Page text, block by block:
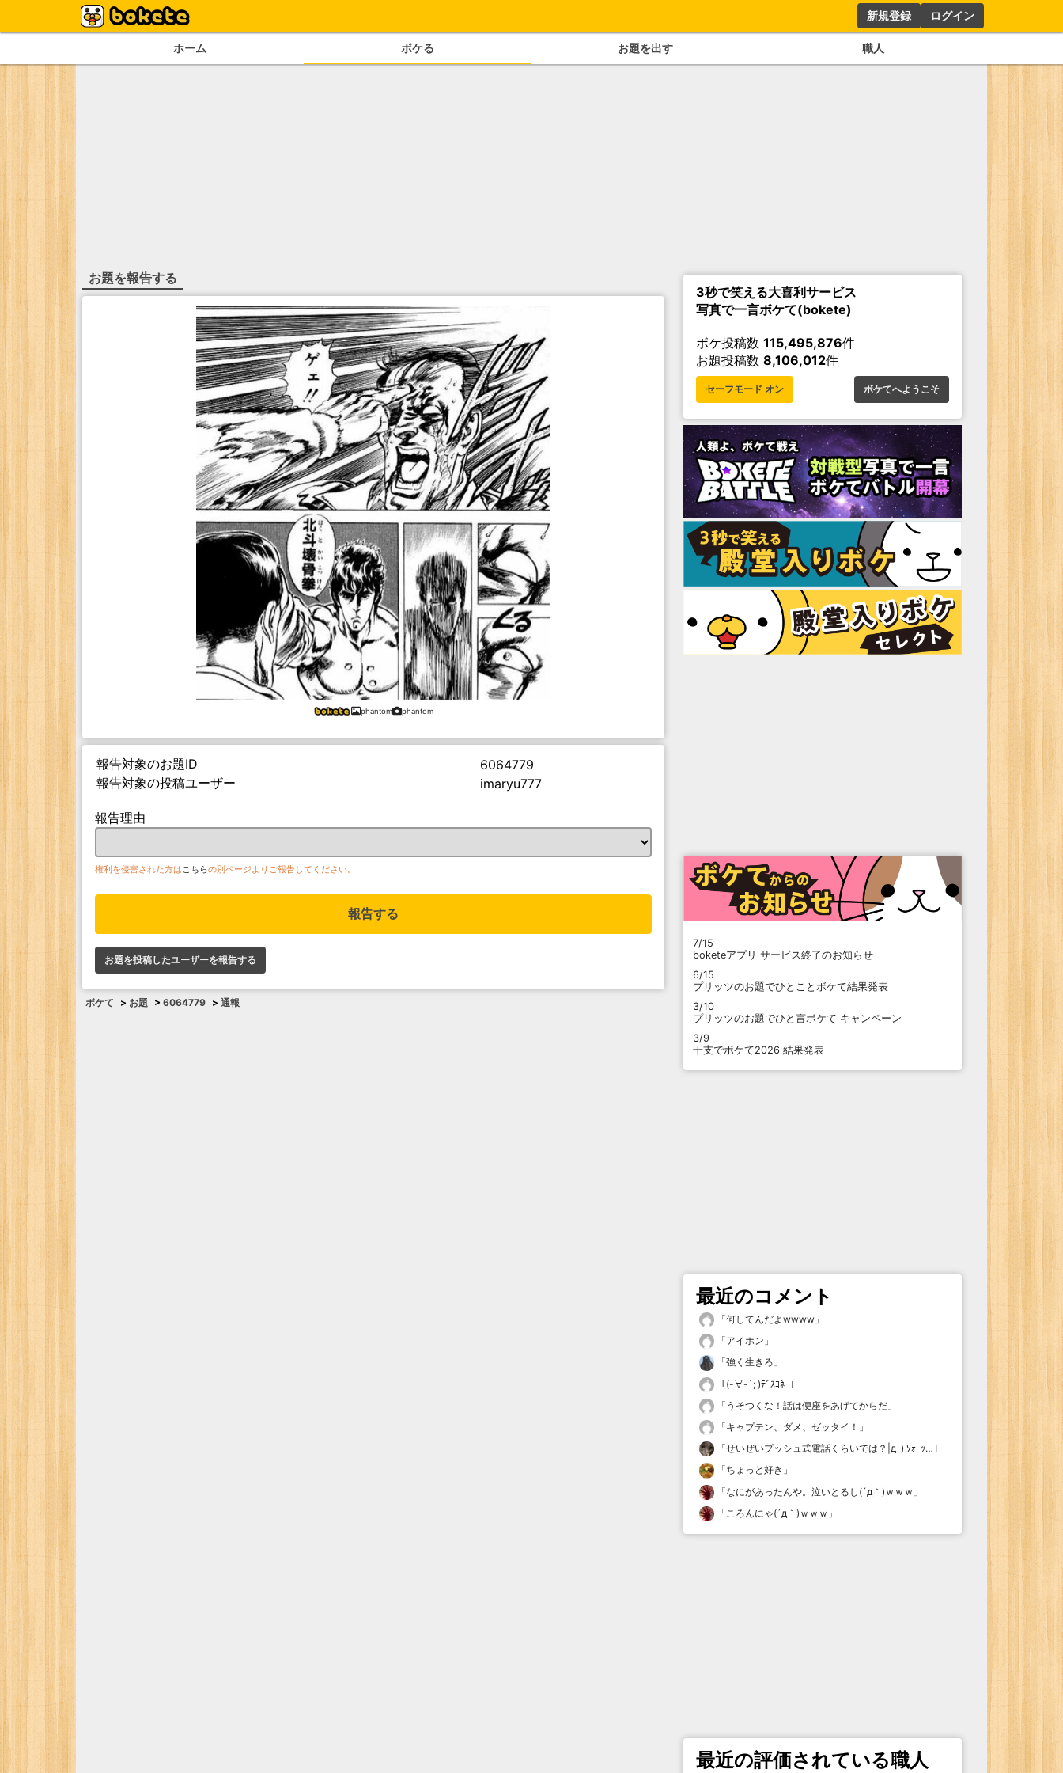
新規登録 ログイン
ホーム ボケる お題を出す 職人
お題を報告する
phantom phantom
報告対象のお題ID
6064779
報告対象の投稿ユーザー
imaryu777
報告理由
権利を侵害された方は こちらの別ページよりご報告してください。
報告する
お題を投稿したユーザーを報告する
ボケて > お題 > 6064779 > 通報
3秒で笑える大喜利サービス
写真で一言ボケて(bokete)
ボケ投稿数 115,495,876件
お題投稿数 8,106,012件
セーフモード オン ボケてへようこそ
7/15
boketeアプリ サービス終了のお知らせ
6/15
プリッツのお題でひとことボケて結果発表
3/10
プリッツのお題でひと言ボケて キャンペーン
3/9
干支でボケて2026 結果発表
最近のコメント
「何してんだよwwww 」
「アイホン 」
「強く生きろ 」
「(-∀-`; )ﾃﾞｽﾖﾈｰ 」
「 うそつくな！話は便座をあげてからだ 」
「キャプテン、ダメ、ゼッタイ！ 」
「せいぜいプッシュ式電話くらいでは？|д･) ｿｫｰｯ… 」
「ちょっと好き 」
「なにがあったんや。泣いとるし(´д｀)ｗｗｗ 」
「 ころんにゃ(´д｀)ｗｗｗ 」
最近の評価されている職人